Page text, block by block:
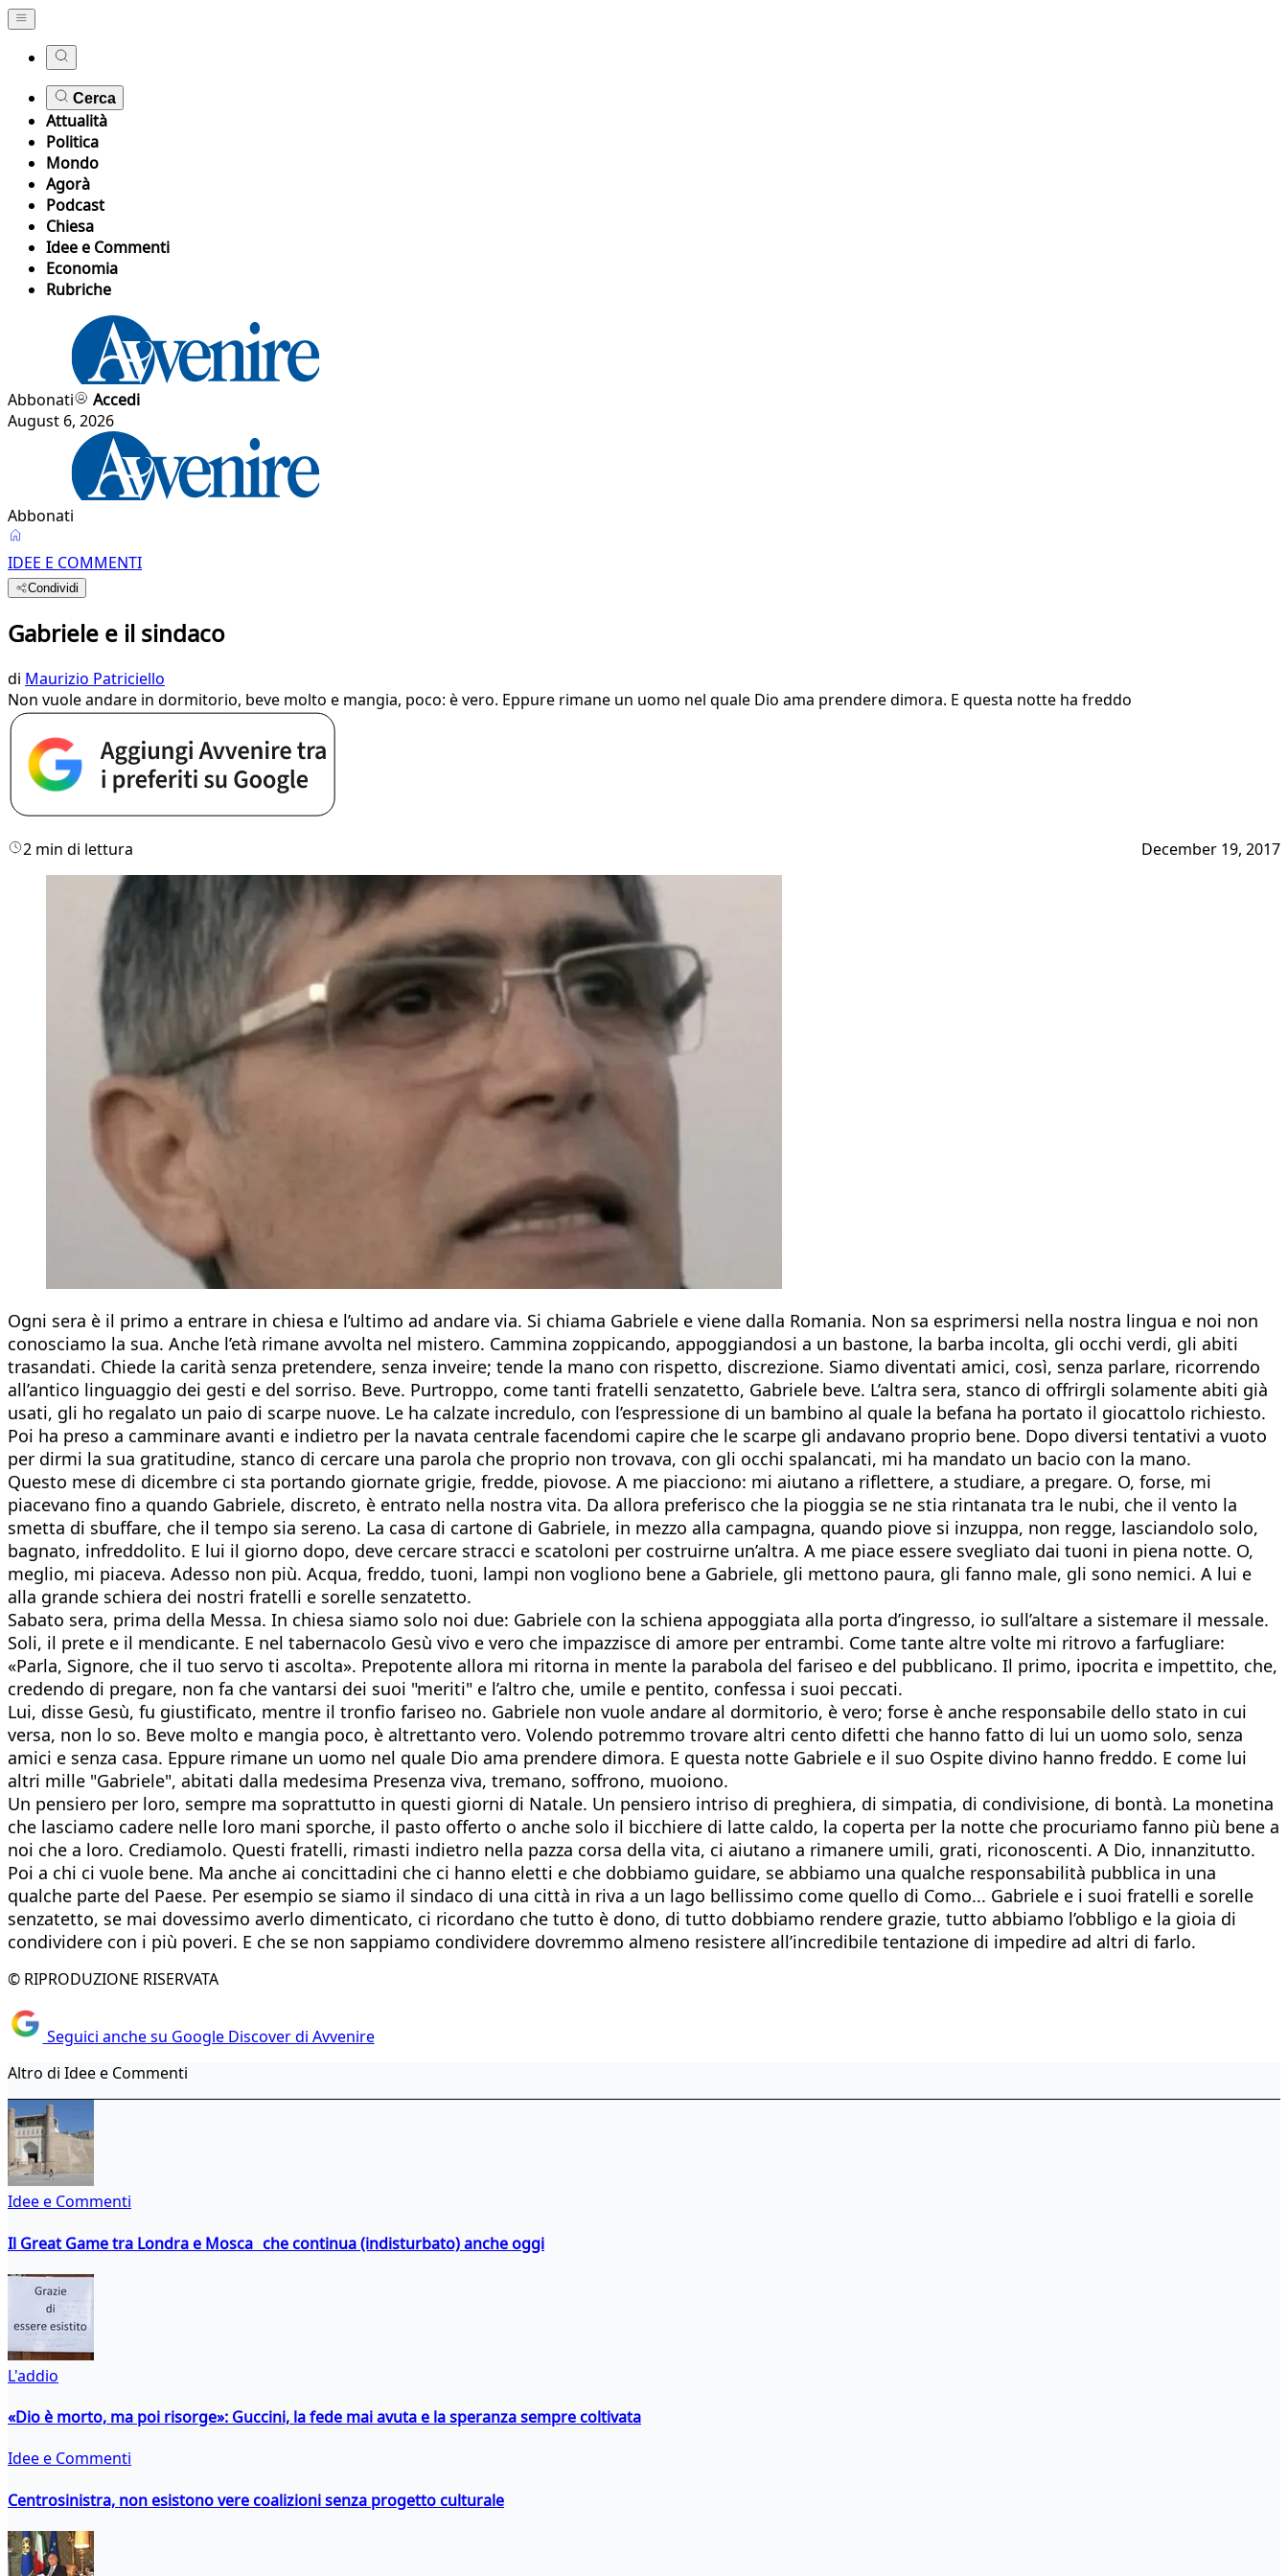
Cerca
Attualità
Politica
Mondo
Agorà
Podcast
Chiesa
Idee e Commenti
Economia
Rubriche
Abbonati
Accedi
August 6, 2026
Abbonati
IDEE E COMMENTI
Condividi
Gabriele e il sindaco
di Maurizio Patriciello
Non vuole andare in dormitorio, beve molto e mangia, poco: è vero. Eppure rimane un uomo nel quale Dio ama prendere dimora. E questa notte ha freddo
2 min di lettura December 19, 2017
Ogni sera è il primo a entrare in chiesa e l’ultimo ad andare via. Si chiama Gabriele e viene dalla Romania. Non sa esprimersi nella nostra lingua e noi non
conosciamo la sua. Anche l’età rimane avvolta nel mistero. Cammina zoppicando, appoggiandosi a un bastone, la barba incolta, gli occhi verdi, gli abiti
trasandati. Chiede la carità senza pretendere, senza inveire; tende la mano con rispetto, discrezione. Siamo diventati amici, così, senza parlare, ricorrendo
all’antico linguaggio dei gesti e del sorriso. Beve. Purtroppo, come tanti fratelli senzatetto, Gabriele beve. L’altra sera, stanco di offrirgli solamente abiti già
usati, gli ho regalato un paio di scarpe nuove. Le ha calzate incredulo, con l’espressione di un bambino al quale la befana ha portato il giocattolo richiesto.
Poi ha preso a camminare avanti e indietro per la navata centrale facendomi capire che le scarpe gli andavano proprio bene. Dopo diversi tentativi a vuoto
per dirmi la sua gratitudine, stanco di cercare una parola che proprio non trovava, con gli occhi spalancati, mi ha mandato un bacio con la mano.
Questo mese di dicembre ci sta portando giornate grigie, fredde, piovose. A me piacciono: mi aiutano a riflettere, a studiare, a pregare. O, forse, mi
piacevano fino a quando Gabriele, discreto, è entrato nella nostra vita. Da allora preferisco che la pioggia se ne stia rintanata tra le nubi, che il vento la
smetta di sbuffare, che il tempo sia sereno. La casa di cartone di Gabriele, in mezzo alla campagna, quando piove si inzuppa, non regge, lasciandolo solo,
bagnato, infreddolito. E lui il giorno dopo, deve cercare stracci e scatoloni per costruirne un’altra. A me piace essere svegliato dai tuoni in piena notte. O,
meglio, mi piaceva. Adesso non più. Acqua, freddo, tuoni, lampi non vogliono bene a Gabriele, gli mettono paura, gli fanno male, gli sono nemici. A lui e
alla grande schiera dei nostri fratelli e sorelle senzatetto.
Sabato sera, prima della Messa. In chiesa siamo solo noi due: Gabriele con la schiena appoggiata alla porta d’ingresso, io sull’altare a sistemare il messale.
Soli, il prete e il mendicante. E nel tabernacolo Gesù vivo e vero che impazzisce di amore per entrambi. Come tante altre volte mi ritrovo a farfugliare:
«Parla, Signore, che il tuo servo ti ascolta». Prepotente allora mi ritorna in mente la parabola del fariseo e del pubblicano. Il primo, ipocrita e impettito, che,
credendo di pregare, non fa che vantarsi dei suoi "meriti" e l’altro che, umile e pentito, confessa i suoi peccati.
Lui, disse Gesù, fu giustificato, mentre il tronfio fariseo no. Gabriele non vuole andare al dormitorio, è vero; forse è anche responsabile dello stato in cui
versa, non lo so. Beve molto e mangia poco, è altrettanto vero. Volendo potremmo trovare altri cento difetti che hanno fatto di lui un uomo solo, senza
amici e senza casa. Eppure rimane un uomo nel quale Dio ama prendere dimora. E questa notte Gabriele e il suo Ospite divino hanno freddo. E come lui
altri mille "Gabriele", abitati dalla medesima Presenza viva, tremano, soffrono, muoiono.
Un pensiero per loro, sempre ma soprattutto in questi giorni di Natale. Un pensiero intriso di preghiera, di simpatia, di condivisione, di bontà. La monetina
che lasciamo cadere nelle loro mani sporche, il pasto offerto o anche solo il bicchiere di latte caldo, la coperta per la notte che procuriamo fanno più bene a
noi che a loro. Crediamolo. Questi fratelli, rimasti indietro nella pazza corsa della vita, ci aiutano a rimanere umili, grati, riconoscenti. A Dio, innanzitutto.
Poi a chi ci vuole bene. Ma anche ai concittadini che ci hanno eletti e che dobbiamo guidare, se abbiamo una qualche responsabilità pubblica in una
qualche parte del Paese. Per esempio se siamo il sindaco di una città in riva a un lago bellissimo come quello di Como... Gabriele e i suoi fratelli e sorelle
senzatetto, se mai dovessimo averlo dimenticato, ci ricordano che tutto è dono, di tutto dobbiamo rendere grazie, tutto abbiamo l’obbligo e la gioia di
condividere con i più poveri. E che se non sappiamo condividere dovremmo almeno resistere all’incredibile tentazione di impedire ad altri di farlo.
© RIPRODUZIONE RISERVATA
Seguici anche su Google Discover di Avvenire
Altro di Idee e Commenti
Idee e Commenti
Il Great Game tra Londra e Mosca che continua (indisturbato) anche oggi
L'addio
«Dio è morto, ma poi risorge»: Guccini, la fede mai avuta e la speranza sempre coltivata
Idee e Commenti
Centrosinistra, non esistono vere coalizioni senza progetto culturale